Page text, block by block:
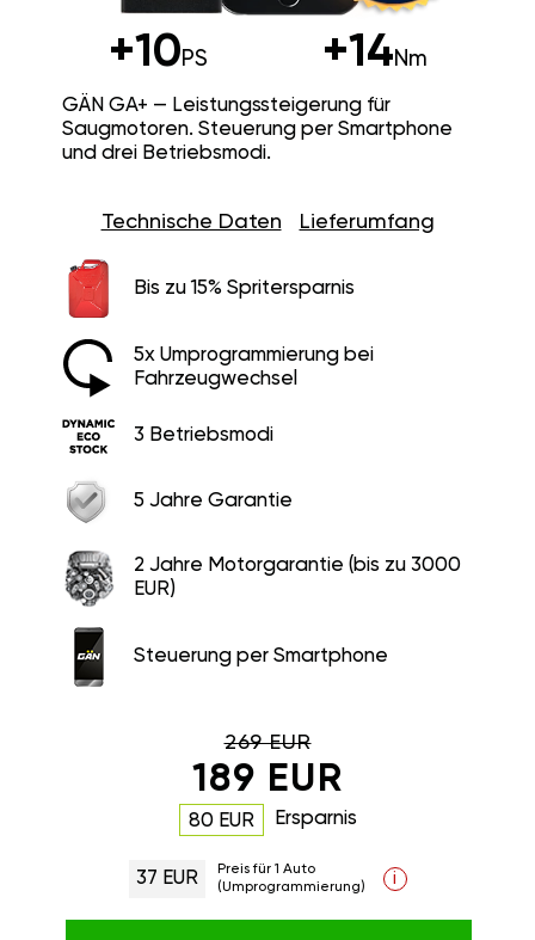
+10PS +14Nm
GÄN GA+ — Leistungssteigerung für
Saugmotoren. Steuerung per Smartphone
und drei Betriebsmodi.
Technische Daten Lieferumfang
Bis zu 15% Spritersparnis
5x Umprogrammierung bei
Fahrzeugwechsel
3 Betriebsmodi
5 Jahre Garantie
2 Jahre Motorgarantie (bis zu 3000
EUR)
Steuerung per Smartphone
269 EUR
189 EUR
80 EUR Ersparnis
37 EUR
Preis für 1 Auto
(Umprogrammierung)
i